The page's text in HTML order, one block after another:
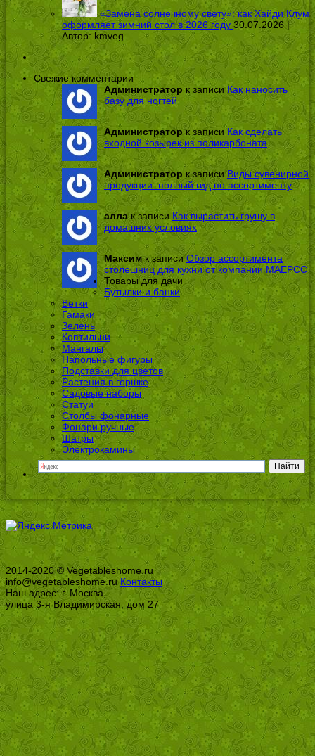
«Замена солнечному свету»: как Хайди Клум
оформляет зимний стол в 2026 году 30.07.2026 |
Автор: kmveg
Свежие комментарии
Администраторк записиКак наносить
базу для ногтей
Администраторк записиКак сделать
входной козырек из поликарбоната
Администратор к записиВиды сувенирной
продукции: полный гид по ассортименту
аллак записиКак вырастить грушу в
домашних условиях
Максимк записиОбзор ассортимента
столешниц для кухни от компании МАЕРСС
Товары для дачи
Бутылки и банки
Ветки
Гамаки
Зелень
Коптильни
Мангалы
Напольные фигуры
Подставки для цветов
Растения в горшке
Садовые наборы
Статуи
Столбы фонарные
Фонари ручные
Шатры
Электрокамины
2014-2020 © Vegetableshome.ru
info@vegetableshome.ruКонтакты
Наш адрес: г. Москва,
улица 3-я Владимирская, дом 27